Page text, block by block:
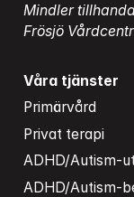
Mindler
Frösjö
Våra tjänster
Primärvård
Privat terapi
ADHD/Autism-
ADHD/Autism-